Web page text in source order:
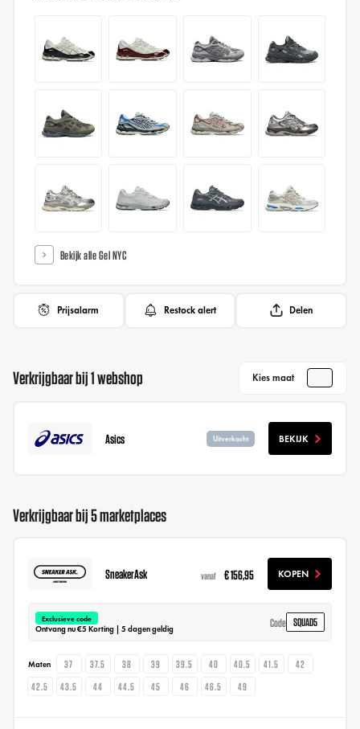
Bekijk alle Gel NYC
Prijsalarm Restock alert Delen
Verkrijgbaar bij 1 webshop Kies maat
Asics Uitverkocht BEKIJK
Verkrijgbaar bij 5 marketplaces
SneakerAsk vanaf € 156,95 KOPEN
Exclusieve code
Ontvang nu €5 Korting | 5 dagen geldig
Code SQUAD5
Maten 37 37.5 38 39 39.5 40 40.5 41.5
42
42.5
43.5 44 44.5 45 46 46.5 49